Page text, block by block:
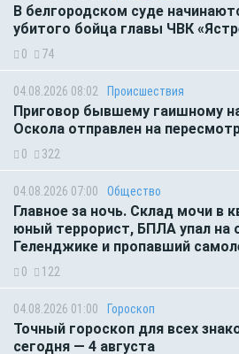
В белгородском суде
убитого бойца главы ЧВК
0 74
04.08.2026 08:02 Происшествия
Приговор бывшему гаишному
Оскола отправлен на
0 322
04.08.2026 07:00 Общество
Главное за ночь. Склад мочи в
юный террорист, БПЛА упал
Геленджике и пропавший
0 122
04.08.2026 01:00 Гороскоп
Точный гороскоп для всех
сегодня — 4 августа